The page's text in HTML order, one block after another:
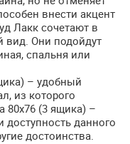
внести акцент
Лакк сочетают в
вид. Они подойдут
спальня или
– удобный
из которого
80х76 (3 ящика) –
доступность данного
достоинства.